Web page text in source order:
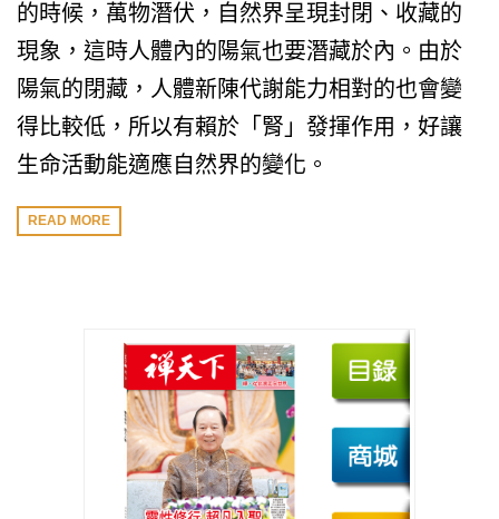
的時候，萬物潛伏，自然界呈現封閉、收藏的
現象，這時人體內的陽氣也要潛藏於內。由於
陽氣的閉藏，人體新陳代謝能力相對的也會變
得比較低，所以有賴於「腎」發揮作用，好讓
生命活動能適應自然界的變化。
READ MORE